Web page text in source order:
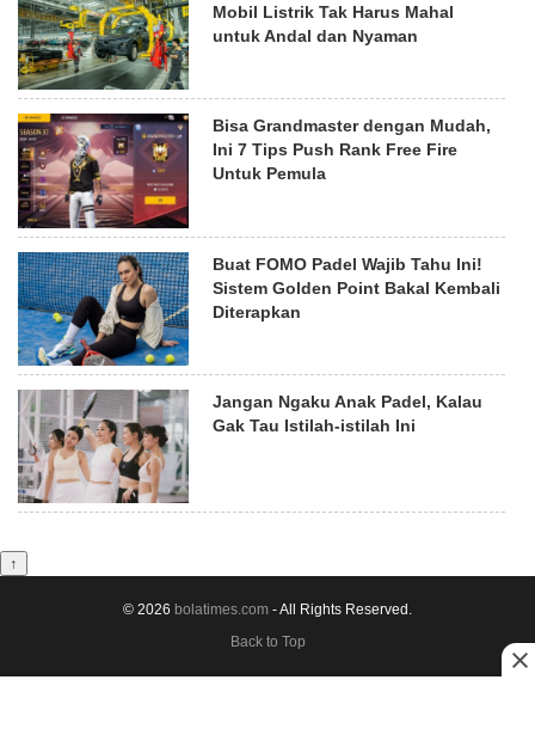
Mobil Listrik Tak Harus Mahal
untuk Andal dan Nyaman
Bisa Grandmaster dengan Mudah,
Ini 7 Tips Push Rank Free Fire
Untuk Pemula
Buat FOMO Padel Wajib Tahu Ini!
Sistem Golden Point Bakal Kembali
Diterapkan
Jangan Ngaku Anak Padel, Kalau
Gak Tau Istilah-istilah Ini
↑
© 2026 bolatimes.com - All Rights Reserved.
Back to Top